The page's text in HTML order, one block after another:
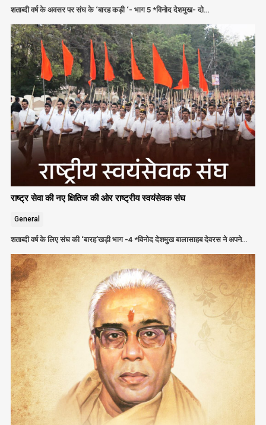
शताब्दी वर्ष के अवसर पर संघ के ‘बारह कड़ी ‘- भाग 5 *विनोद देशमुख- दो…
राष्ट्र सेवा की नए क्षितिज की ओर राष्ट्रीय स्वयंसेवक संघ
General
शताब्दी वर्ष के लिए संघ की ‘बारह’खड़ी भाग -4 *विनोद देशमुख बालासाहब देवरस ने अपने…